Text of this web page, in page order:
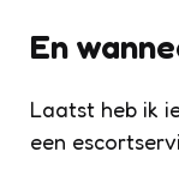
En
Laatst heb ik
een